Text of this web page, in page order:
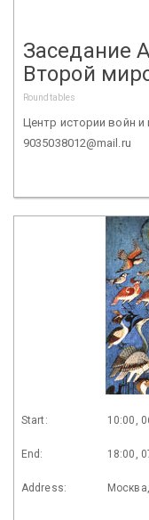
Заседание
Второй
Roundtables
Центр истории войн
9035038012@mail.ru
Start: 10:00,
End: 18:00,
Address: